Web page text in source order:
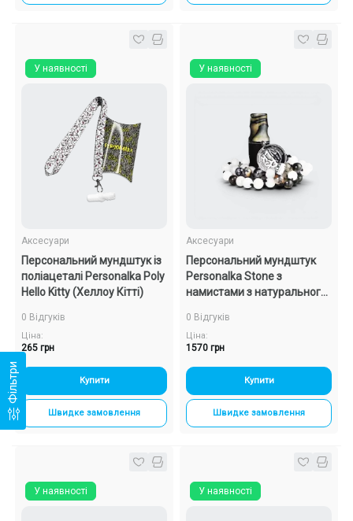
У наявності
Аксесуари
Персональний мундштук із
поліацеталі Personalka Poly
Hello Kitty (Хеллоу Кітті)
0 Відгуків
Ціна:
265 грн
Купити
Швидке замовлення
У наявності
Аксесуари
Персональний мундштук
Personalka Stone з
намистами з натурального
0 Відгуків
Ціна:
1570 грн
Купити
Швидке замовлення
У наявності У наявності
Фільтри